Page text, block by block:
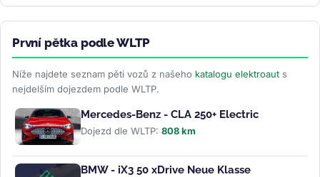
První pětka podle WLTP
Níže najdete seznam pěti vozů z našeho katalogu elektroaut s
nejdelším dojezdem podle WLTP.
Mercedes-Benz - CLA 250+ Electric
Dojezd dle WLTP: 808 km
BMW - iX3 50 xDrive Neue Klasse